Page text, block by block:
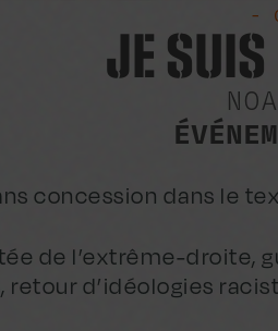
-
JE
concession dans le
de l’extrême-droite,
d’idéologies